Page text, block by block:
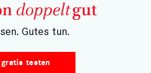
Gutes tun.
gratis testen